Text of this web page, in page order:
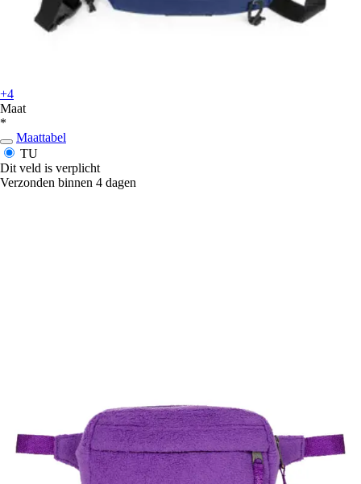
+4
Maat
*
Maattabel
TU
Dit veld is verplicht
Verzonden binnen 4 dagen